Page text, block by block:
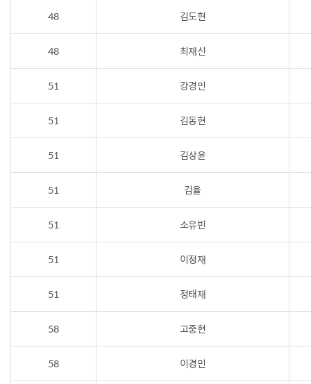
48 김도현
48 최재신
51 강경민
51 김동현
51 김상윤
51 김율
51 소유빈
51 이정재
51 정태재
58 고중현
58 이경민